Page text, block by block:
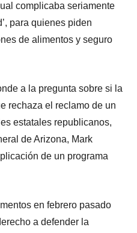
complicaba seriamente
para quienes piden
de alimentos y seguro
a la pregunta sobre si la
rechaza el reclamo de un
estatales republicanos,
de Arizona, Mark
de un programa
en febrero pasado
a defender la